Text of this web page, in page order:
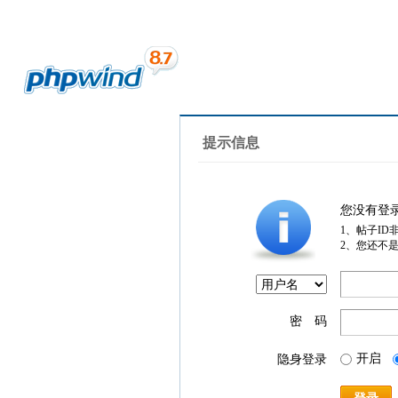
提示信息
您没有登
1、帖子ID
2、您还不
密 码
隐身登录 开启